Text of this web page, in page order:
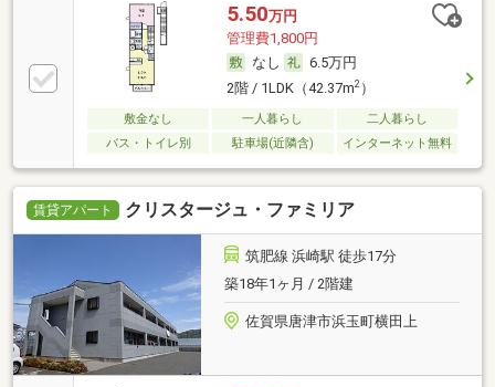
5.50万円
管理費1,800円
なし
6.5万円
2階 / 1LDK（42.37m2）
敷金なし 一人暮らし
二人暮らし
バス・トイレ別
駐車場(近隣含) インターネット無料
賃貸アパート クリスタージュ・ファミリア
筑肥線 浜崎駅 徒歩17分
築18年1ヶ月 / 2階建
佐賀県唐津市浜玉町横田上